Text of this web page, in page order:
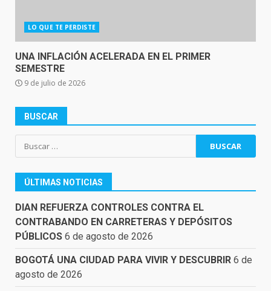
LO QUE TE PERDISTE
UNA INFLACIÓN ACELERADA EN EL PRIMER
SEMESTRE
9 de julio de 2026
BUSCAR
Buscar:
ÚLTIMAS NOTICIAS
DIAN REFUERZA CONTROLES CONTRA EL
CONTRABANDO EN CARRETERAS Y DEPÓSITOS
PÚBLICOS 6 de agosto de 2026
BOGOTÁ UNA CIUDAD PARA VIVIR Y DESCUBRIR 6 de
agosto de 2026